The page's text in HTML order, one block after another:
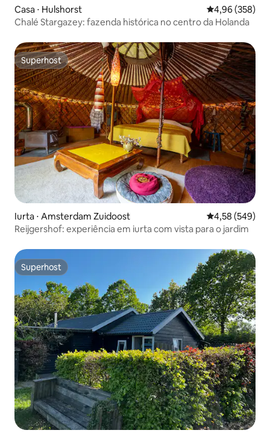
Casa ⋅ Hulshorst 4,96 de uma
4,96 (358)
Chalé Stargazey: fazenda histórica no centro da Holanda
Superhost
Superhost
Iurta ⋅ Amsterdam Zuidoost 4,58 de uma
4,58 (549)
Reijgershof: experiência em iurta com vista para o jardim
Superhost
Superhost